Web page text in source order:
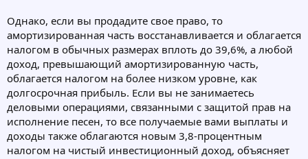
Однако, если вы продадите свое право, то
амортизированная часть восстанавливается и облагается
налогом в обычных размерах вплоть до 39,6%, а любой
доход, превышающий амортизированную часть,
облагается налогом на более низком уровне, как
долгосрочная прибыль. Если вы не занимаетесь
деловыми операциями, связанными с защитой прав на
исполнение песен, то все получаемые вами выплаты и
доходы также облагаются новым 3,8-процентным
налогом на чистый инвестиционный доход, объясняет